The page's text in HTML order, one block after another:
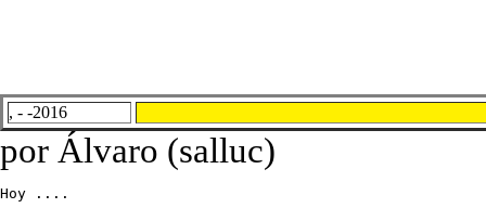
, - -2016
por Álvaro (salluc)
Hoy ....